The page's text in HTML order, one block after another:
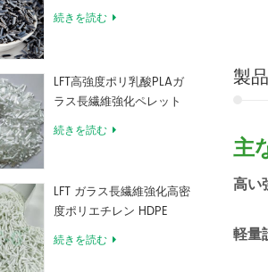
続きを読む
LFT高強度ポリ乳酸PLAガ
ラス長繊維強化ペレット
続きを読む
LFT ガラス長繊維強化高密
度ポリエチレン HDPE
続きを読む
製
主
高い
軽量